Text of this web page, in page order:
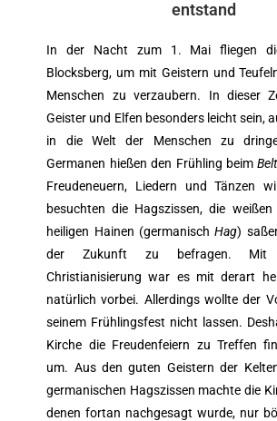
entstand
In der Nacht zum 1. Mai fliegen
Blocksberg, um mit Geistern und
Menschen zu verzaubern. In dieser
Geister und Elfen besonders leicht sein,
in die Welt der Menschen zu
Germanen hießen den Frühling beim
Freudeneuern, Liedern und Tänzen
besuchten die Hagszissen, die
heiligen Hainen (germanischHag)
der Zukunft zu befragen. Mit
Christianisierung war es mit derart
natürlich vorbei. Allerdings wollte der
seinem Frühlingsfest nicht lassen.
Kirche die Freudenfeiern zu Treffen
um. Aus den guten Geistern der
germanischen Hagszissen machte die
denen fortan nachgesagt wurde, nur